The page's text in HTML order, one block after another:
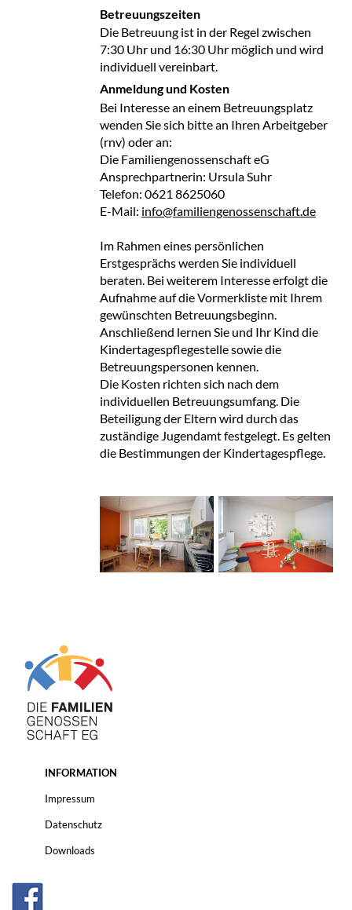
Betreuungszeiten
Die Betreuung ist in der Regel zwischen
7:30 Uhr und 16:30 Uhr möglich und wird
individuell vereinbart.
Anmeldung und Kosten
Bei Interesse an einem Betreuungsplatz
wenden Sie sich bitte an Ihren Arbeitgeber
(rnv) oder an:
Die Familiengenossenschaft eG
Ansprechpartnerin: Ursula Suhr
Telefon: 0621 8625060
E-Mail: info@familiengenossenschaft.de
Im Rahmen eines persönlichen
Erstgesprächs werden Sie individuell
beraten. Bei weiterem Interesse erfolgt die
Aufnahme auf die Vormerkliste mit Ihrem
gewünschten Betreuungsbeginn.
Anschließend lernen Sie und Ihr Kind die
Kindertagespflegestelle sowie die
Betreuungspersonen kennen.
Die Kosten richten sich nach dem
individuellen Betreuungsumfang. Die
Beteiligung der Eltern wird durch das
zuständige Jugendamt festgelegt. Es gelten
die Bestimmungen der Kindertagespflege.
INFORMATION
Impressum
Datenschutz
Downloads